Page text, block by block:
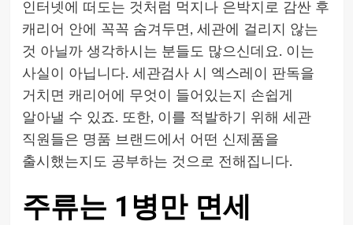
인터넷에 떠도는 것처럼 먹지나 은박지로 감싼 후
캐리어 안에 꼭꼭 숨겨두면, 세관에 걸리지 않는
것 아닐까 생각하시는 분들도 많으신데요. 이는
사실이 아닙니다. 세관검사 시 엑스레이 판독을
거치면 캐리어에 무엇이 들어있는지 손쉽게
알아낼 수 있죠. 또한, 이를 적발하기 위해 세관
직원들은 명품 브랜드에서 어떤 신제품을
출시했는지도 공부하는 것으로 전해집니다.
주류는 1병만 면세